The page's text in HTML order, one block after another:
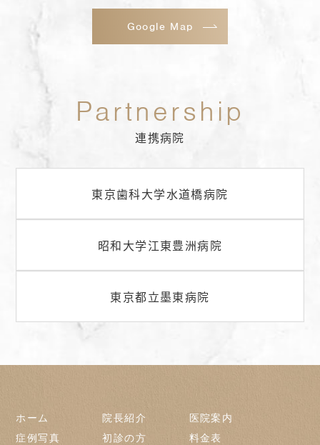
Google Map
連携病院
東京歯科大学水道橋病院
昭和大学江東豊洲病院
東京都立墨東病院
ホーム 院長紹介
医院案内
症例写真
初診の方
料金表